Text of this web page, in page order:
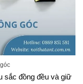
sắc đồng đều và giữ